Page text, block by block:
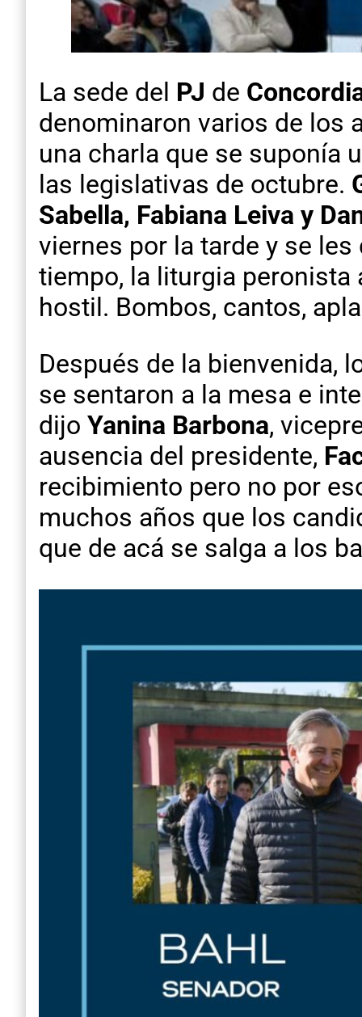
La sede del PJ de
denominaron varios de los
una charla que se suponía
las legislativas de octubre.
Sabella, Fabiana Leiva y
viernes por la tarde y se
tiempo, la liturgia peronista
hostil. Bombos, cantos,
Después de la bienvenida,
se sentaron a la mesa e
dijo Yanina Barbona,
ausencia del presidente,
recibimiento pero no por
muchos años que los
que de acá se salga a los